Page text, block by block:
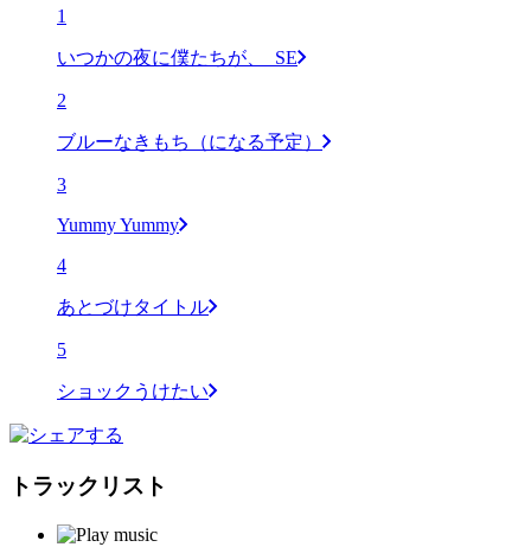
1
いつかの夜に僕たちが、_SE
2
ブルーなきもち（になる予定）
3
Yummy Yummy
4
あとづけタイトル
5
ショックうけたい
トラックリスト